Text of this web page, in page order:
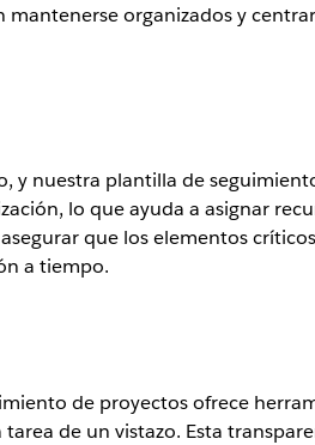
organizados y
y nuestra plantilla de
lo que ayuda a asignar
que los elementos
a tiempo.
de proyectos ofrece
de un vistazo. Esta